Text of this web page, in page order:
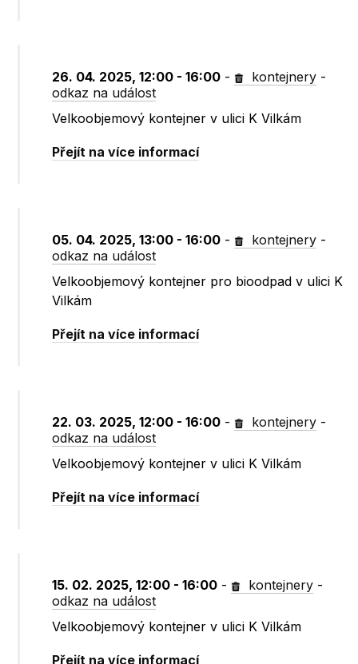
26. 04. 2025, 12:00 - 16:00 - kontejnery -
odkaz na událost
Velkoobjemový kontejner v ulici K Vilkám
Přejít na více informací
05. 04. 2025, 13:00 - 16:00 - kontejnery -
odkaz na událost
Velkoobjemový kontejner pro bioodpad v ulici K
Vilkám
Přejít na více informací
22. 03. 2025, 12:00 - 16:00 - kontejnery -
odkaz na událost
Velkoobjemový kontejner v ulici K Vilkám
Přejít na více informací
15. 02. 2025, 12:00 - 16:00 - kontejnery -
odkaz na událost
Velkoobjemový kontejner v ulici K Vilkám
Přejít na více informací